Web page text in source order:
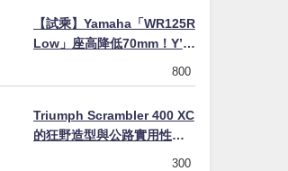
【試乘】Yamaha「WR125R
Low」座高降低70mm！Y’s
×腳踏著地感大幅改善，越野
800
Triumph Scrambler 400 XC
的狂野造型與公路實用性的
300